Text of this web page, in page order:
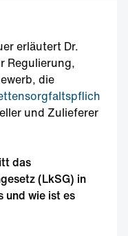
erläutert Dr.
Regulierung,
die
und Zulieferer
das
(LkSG) in
und wie ist es